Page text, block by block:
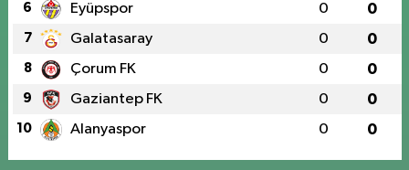
6 Eyüpspor 0 0
7 Galatasaray 0 0
8 Çorum FK 0 0
9 Gaziantep FK 0 0
10 Alanyaspor 0 0